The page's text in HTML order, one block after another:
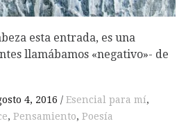
esta entrada, es una
llamábamos «negativo»- de
4, 2016 Esencial para mí,
, Pensamiento, Poesía